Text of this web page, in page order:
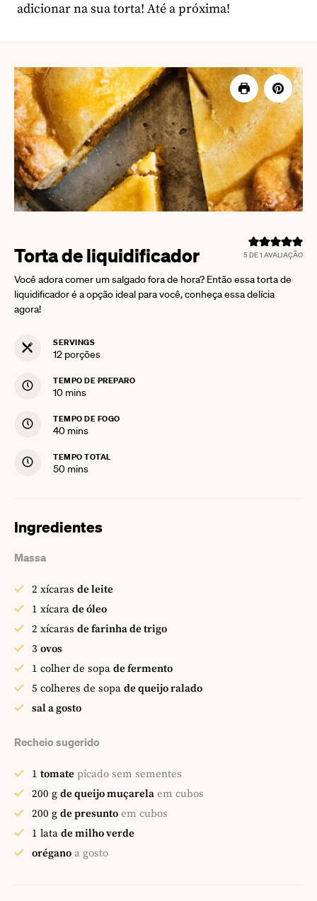
adicionar na sua torta! Até a próxima!
5DE 1 AVALIAÇÃO
Torta de liquidificador
Você adora comer um salgado fora de hora? Então essa torta de
liquidificador é a opção ideal para você, conheça essa delícia
agora!
SERVINGS
12 porções
TEMPO DE PREPARO
10minutes
mins
TEMPO DE FOGO
40minutes
mins
TEMPO TOTAL
50minutes
mins
Ingredientes
Massa
2 xícaras de leite
1 xícara de óleo
2 xícaras de farinha de trigo
3 ovos
1 colher de sopa de fermento
5 colheres de sopa de queijo ralado
sal a gosto
Recheio sugerido
1 tomate picado sem sementes
200 g de queijo muçarela em cubos
200 g de presunto em cubos
1 lata de milho verde
orégano a gosto